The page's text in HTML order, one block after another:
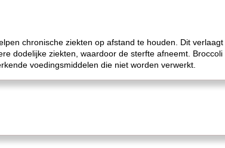
chronische ziekten op afstand te houden. Dit
dodelijke ziekten, waardoor de sterfte afneemt.
voedingsmiddelen die niet worden verwerkt.